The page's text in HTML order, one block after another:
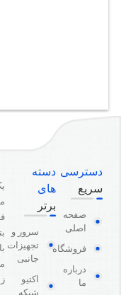
دسترسی
سریع
صفحه
اصلی
فروشگاه
درباره
ما
دسته
های
برتر
سرور و
تجهیزات
جانبی
اکتیو
شبکه